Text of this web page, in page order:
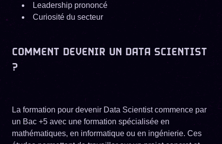
Leadership prononcé
Curiosité du secteur
COMMENT DEVENIR UN DATA SCIENTIST
?
La formation pour devenir Data Scientist commence par
un Bac +5 avec une formation spécialisée en
mathématiques, en informatique ou en ingénierie. Ces